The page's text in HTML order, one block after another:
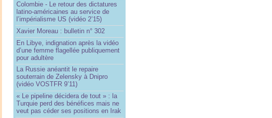
Colombie - Le retour des dictatures
latino-américaines au service de
l’impérialisme US (vidéo 2’15)
Xavier Moreau : bulletin n° 302
En Libye, indignation après la vidéo
d’une femme flagellée publiquement
pour adultère
La Russie anéantit le repaire
souterrain de Zelensky à Dnipro
(vidéo VOSTFR 9’11)
« Le pipeline décidera de tout » : la
Turquie perd des bénéfices mais ne
veut pas céder ses positions en Irak